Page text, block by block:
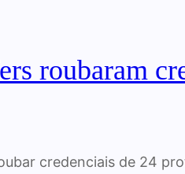
roubaram
credenciais de 24